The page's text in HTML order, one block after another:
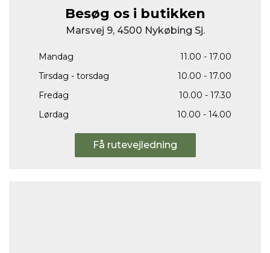
Besøg os i butikken
Marsvej 9, 4500 Nykøbing Sj.
Mandag
11.00 - 17.00
Tirsdag - torsdag
10.00 - 17.00
Fredag
10.00 - 17.30
Lørdag
10.00 - 14.00
Få rutevejledning